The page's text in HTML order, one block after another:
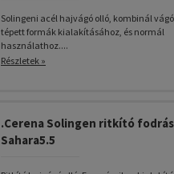
Solingeni acél hajvágó olló, kombinál
tépett formák kialakításához, és normál
használathoz....
Részletek »
.Cerena Solingen ritkító
Sahara5.5